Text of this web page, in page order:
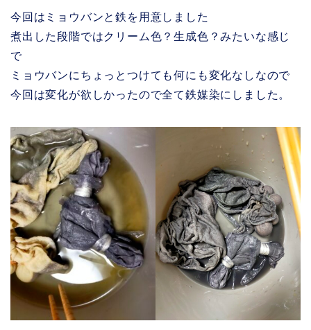
今回はミョウバンと鉄を用意しました
煮出した段階ではクリーム色？生成色？みたいな感じ
で
ミョウバンにちょっとつけても何にも変化なしなので
今回は変化が欲しかったので全て鉄媒染にしました。